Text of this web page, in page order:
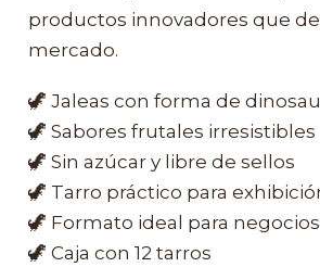
productos innovadores que
mercado.
🦖 Jaleas con forma de
🦖 Sabores frutales irresistibles
🦖 Sin azúcar y libre de sellos
🦖 Tarro práctico para
🦖 Formato ideal para negocios
🦖 Caja con 12 tarros